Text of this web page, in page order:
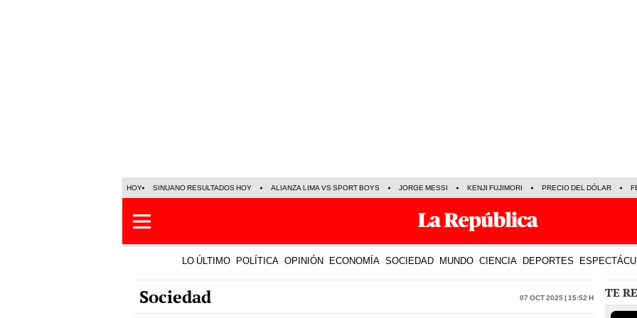
HOY SINUANO RESULTADOS HOY ALIANZA LIMA VS SPORT BOYS JORGE MESSI KENJI FUJIMORI PRECIO DEL DÓLAR
LO ÚLTIMO POLÍTICA OPINIÓN ECONOMÍA SOCIEDAD MUNDO CIENCIA DEPORTES
Sociedad 07 Oct 2025 | 15:52 h TE